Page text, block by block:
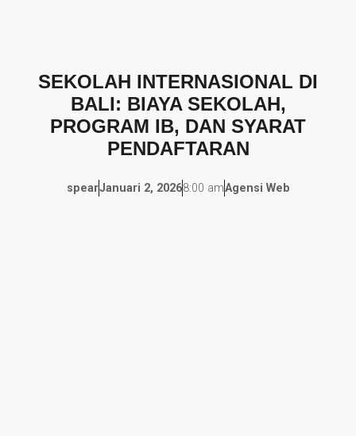
SEKOLAH INTERNASIONAL DI
BALI: BIAYA SEKOLAH,
PROGRAM IB, DAN SYARAT
PENDAFTARAN
spearJanuari 2, 20268:00 amAgensi Web